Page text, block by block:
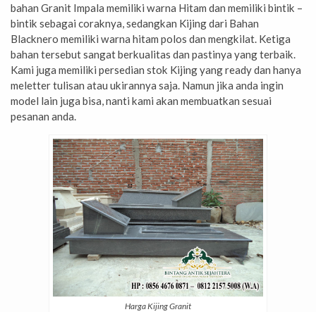
bahan Granit Impala memiliki warna Hitam dan memiliki bintik –
bintik sebagai coraknya, sedangkan Kijing dari Bahan
Blacknero memiliki warna hitam polos dan mengkilat. Ketiga
bahan tersebut sangat berkualitas dan pastinya yang terbaik.
Kami juga memiliki persedian stok Kijing yang ready dan hanya
meletter tulisan atau ukirannya saja. Namun jika anda ingin
model lain juga bisa, nanti kami akan membuatkan sesuai
pesanan anda.
Harga Kijing Granit